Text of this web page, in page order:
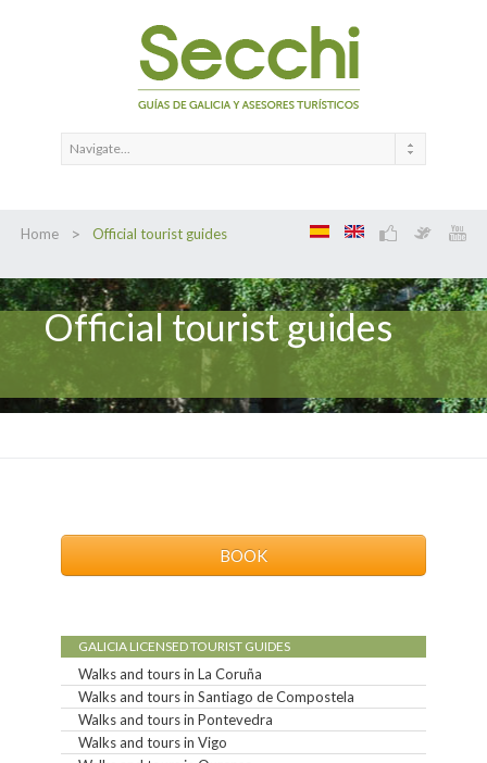
Home > Official tourist guides
Official tourist guides
BOOK
GALICIA LICENSED TOURIST GUIDES
Walks and tours in La Coruña
Walks and tours in Santiago de Compostela
Walks and tours in Pontevedra
Walks and tours in Vigo